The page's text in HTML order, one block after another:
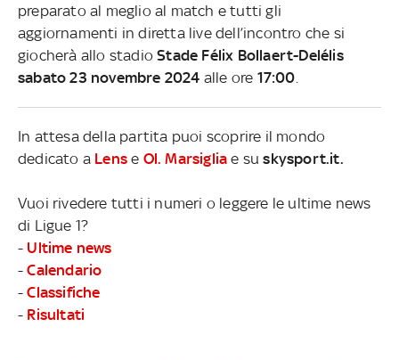
preparato al meglio al match e tutti gli
aggiornamenti in diretta live dell’incontro che si
giocherà allo stadioStade Félix Bollaert-Delélis
sabato 23 novembre 2024 alle ore 17:00
In attesa della partita puoi scoprire il mondo
dedicato a Lens e Ol. Marsiglia e suskysport.it.
Vuoi rivedere tutti i numeri o leggere le ultime news
di Ligue 1?
- Ultime news
-Calendario
-Classifiche
- Risultati